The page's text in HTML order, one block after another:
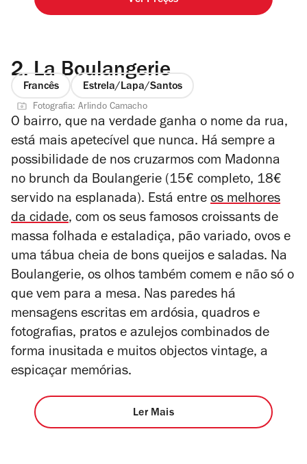
2. La Boulangerie
Francês Estrela/Lapa/Santos
Fotografia: Arlindo Camacho
O bairro, que na verdade ganha o nome da rua,
está mais apetecível que nunca. Há sempre a
possibilidade de nos cruzarmos com Madonna
no brunch da Boulangerie (15€ completo, 18€
servido na esplanada). Está entre os melhores
da cidade, com os seus famosos croissants de
massa folhada e estaladiça, pão variado, ovos e
uma tábua cheia de bons queijos e saladas. Na
Boulangerie, os olhos também comem e não só o
que vem para a mesa. Nas paredes há
mensagens escritas em ardósia, quadros e
fotografias, pratos e azulejos combinados de
forma inusitada e muitos objectos vintage, a
espicaçar memórias.
Ler Mais